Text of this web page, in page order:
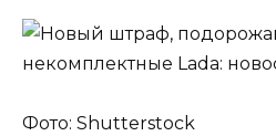
Фото: Shutterstock